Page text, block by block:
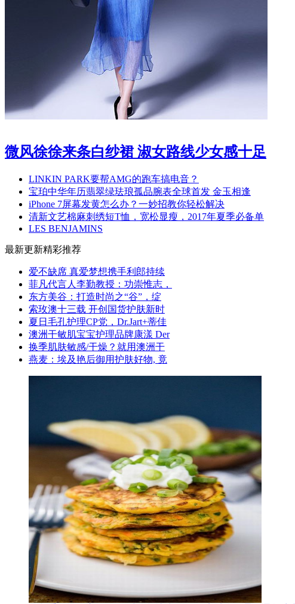
微风徐徐来条白纱裙 淑女路线少女感十足
LINKIN PARK要帮AMG的跑车搞电音？
宝珀中华年历翡翠绿珐琅孤品腕表全球首发 金玉相逢
iPhone 7屏幕发黄怎么办？一妙招教你轻松解决
清新文艺棉麻刺绣短T恤，宽松显瘦，2017年夏季必备单
LES BENJAMINS
最新更新精彩推荐
爱不缺席 真爱梦想携手利郎持续
菲凡代言人李勤教授：功崇惟志，
东方美谷：打造时尚之“谷”，绽
索玫澳十三载 开创国货护肤新时
夏日毛孔护理CP党，Dr.Jart+蒂佳
澳洲干敏肌宝宝护理品牌康漾 Der
换季肌肤敏感/干燥？就用澳洲干
燕麦：埃及艳后御用护肤好物, 竟